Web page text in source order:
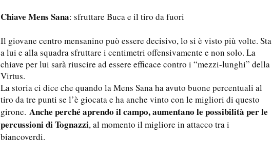
Chiave Mens Sana: sfruttare Buca e il tiro da fuori
Il giovane centro mensanino può essere decisivo, lo si è visto più volte. Sta
a lui e alla squadra sfruttare i centimetri offensivamente e non solo. La
chiave per lui sarà riuscire ad essere efficace contro i “mezzi-lunghi” della
Virtus.
La storia ci dice che quando la Mens Sana ha avuto buone percentuali al
tiro da tre punti se l’è giocata e ha anche vinto con le migliori di questo
girone. Anche perché aprendo il campo, aumentano le possibilità per le
percussioni di Tognazzi, al momento il migliore in attacco tra i
biancoverdi.